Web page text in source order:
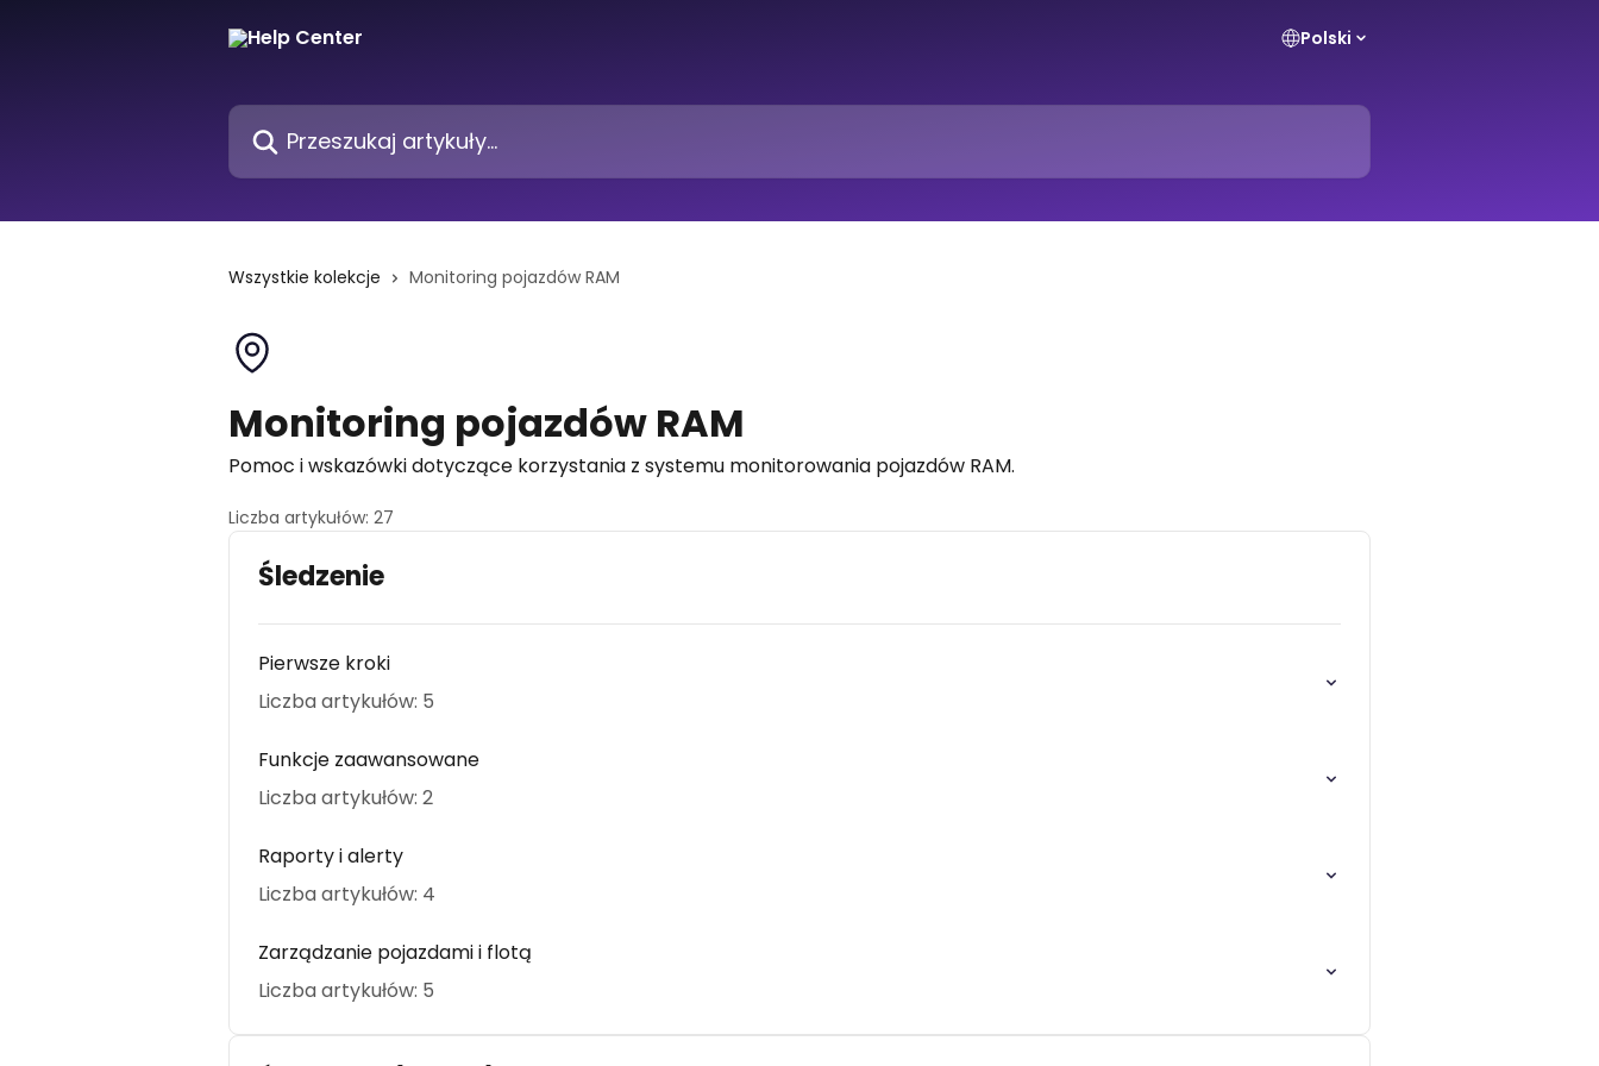
Polski
Przeszukaj artykuły...
Wszystkie kolekcje Monitoring pojazdów RAM
Monitoring pojazdów RAM
Pomoc i wskazówki dotyczące korzystania z systemu monitorowania pojazdów RAM.
Liczba artykułów: 27
Śledzenie
Pierwsze kroki
Liczba artykułów: 5
Funkcje zaawansowane
Liczba artykułów: 2
Raporty i alerty
Liczba artykułów: 4
Zarządzanie pojazdami i flotą
Liczba artykułów: 5